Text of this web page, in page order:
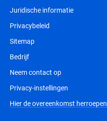
Juridische informatie
Privacybeleid
Sitemap
Bedrijf
Neem contact op
Privacy-instellingen
Hier de overeenkomst herroepen